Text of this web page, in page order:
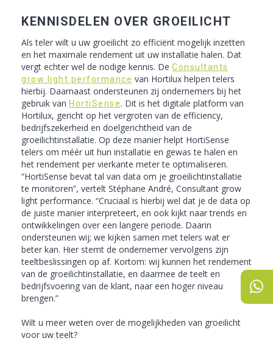
KENNISDELEN OVER GROEILICHT
Als teler wilt u uw groeilicht zo efficiënt mogelijk inzetten
en het maximale rendement uit uw installatie halen. Dat
vergt echter wel de nodige kennis. De Consultants
grow light performance van Hortilux helpen telers
hierbij. Daarnaast ondersteunen zij ondernemers bij het
gebruik van HortiSense. Dit is het digitale platform van
Hortilux, gericht op het vergroten van de efficiency,
bedrijfszekerheid en doelgerichtheid van de
groeilichtinstallatie. Op deze manier helpt HortiSense
telers om méér uit hun installatie en gewas te halen en
het rendement per vierkante meter te optimaliseren.
“HortiSense bevat tal van data om je groeilichtinstallatie
te monitoren”, vertelt Stéphane André, Consultant grow
light performance. “Cruciaal is hierbij wel dat je de data op
de juiste manier interpreteert, en ook kijkt naar trends en
ontwikkelingen over een langere periode. Daarin
ondersteunen wij; we kijken samen met telers wat er
beter kan. Hier stemt de ondernemer vervolgens zijn
teeltbeslissingen op af. Kortom: wij kunnen het rendement
van de groeilichtinstallatie, en daarmee de teelt en
bedrijfsvoering van de klant, naar een hoger niveau
brengen.”
Wilt u meer weten over de mogelijkheden van groeilicht
voor uw teelt?